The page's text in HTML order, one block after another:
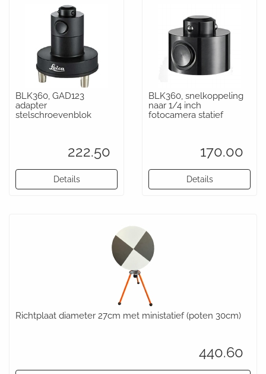
BLK360, GAD123
adapter
stelschroevenblok
222.50
Details
BLK360, snelkoppeling
naar 1/4 inch
fotocamera statief
170.00
Details
Richtplaat diameter 27cm met ministatief (poten 30cm)
440.60